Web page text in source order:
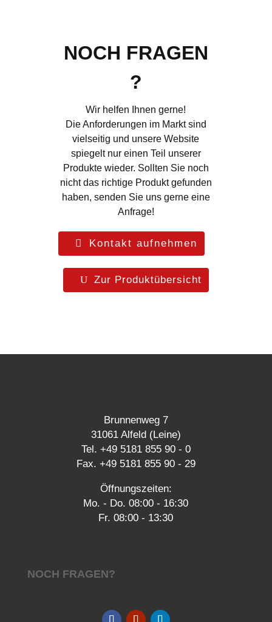
NOCH FRAGEN
?
Wir helfen Ihnen gerne!
Die Anforderungen im Markt sind
vielseitig und unsere Website
spiegelt nur einen Teil unserer
Produkte wieder. Sollten Sie noch
nicht das richtige Produkt gefunden
haben, senden Sie uns gerne eine
Anfrage!
Kontakt aufnehmen
Zur Produktübersicht
Brunnenweg 7
31061 Alfeld (Leine)
Tel. +49 5181 855 90 - 0
Fax. +49 5181 855 90 - 29
Öffnungszeiten:
Mo. - Do. 08:00 - 16:30
Fr. 08:00 - 13:30
NOCH FRAGEN?